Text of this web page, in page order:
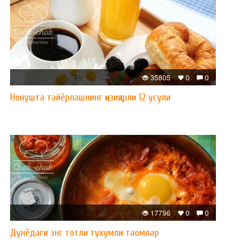
0
0
35805
Нонушта тайёрлашнинг қизиқарли 12 усули
0
0
17796
Дунёдаги энг тотли тухумли таомлар